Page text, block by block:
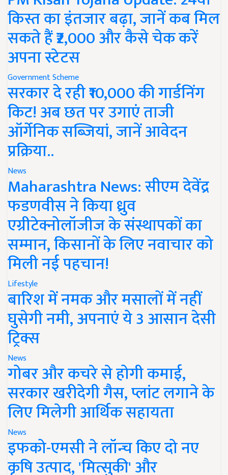
किस्त का इंतजार बढ़ा, जानें कब मिल
सकते हैं ₹2,000 और कैसे चेक करें
अपना स्टेटस
Government Scheme
सरकार दे रही ₹10,000 की गार्डनिंग
किट! अब छत पर उगाएं ताजी
ऑर्गेनिक सब्जियां, जानें आवेदन
प्रक्रिया..
News
Maharashtra News: सीएम देवेंद्र
फडणवीस ने किया ध्रुव
एग्रीटेक्नोलॉजीज के संस्थापकों का
सम्मान, किसानों के लिए नवाचार को
मिली नई पहचान!
Lifestyle
बारिश में नमक और मसालों में नहीं
घुसेगी नमी, अपनाएं ये 3 आसान देसी
ट्रिक्स
News
गोबर और कचरे से होगी कमाई,
सरकार खरीदेगी गैस, प्लांट लगाने के
लिए मिलेगी आर्थिक सहायता
News
इफको-एमसी ने लॉन्च किए दो नए
कृषि उत्पाद, 'मित्सुकी' और